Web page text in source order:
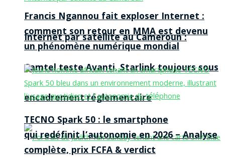
Internet par satellite au Cameroun :
Camtel teste Avanti, Starlink toujours sous
encadrement réglementaire
Francis Ngannou fait exploser Internet :
comment son retour en MMA est devenu
un phénomène numérique mondial
TECNO Spark 50 : le smartphone
qui redéfinit l’autonomie en 2026 – Analyse
complète, prix FCFA & verdict